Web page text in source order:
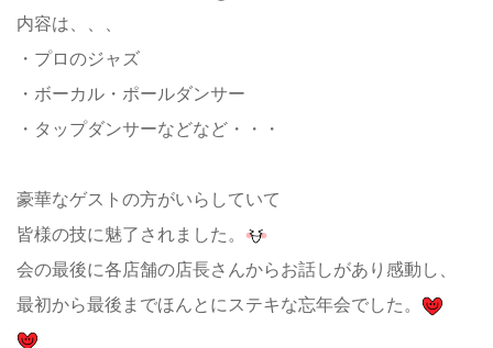
内容は、、、
・プロのジャズ
・ボーカル・ポールダンサー
・タップダンサーなどなど・・・
豪華なゲストの方がいらしていて
皆様の技に魅了されました。
会の最後に各店舗の店長さんからお話しがあり感動し、
最初から最後までほんとにステキな忘年会でした。